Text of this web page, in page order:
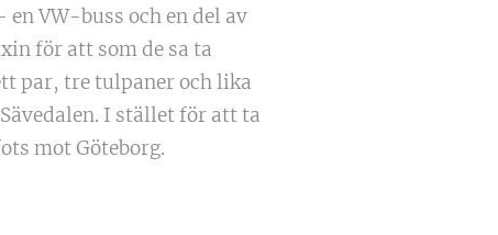
VW-buss och en del av
för att som de sa ta
par, tre tulpaner och lika
I stället för att ta
mot Göteborg.